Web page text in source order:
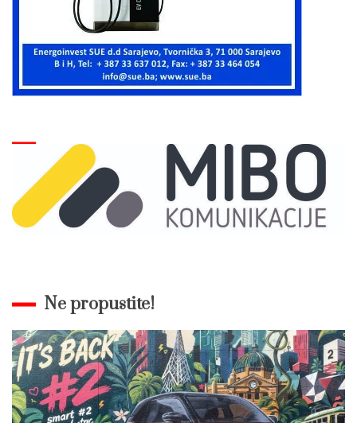
Ne propustite!